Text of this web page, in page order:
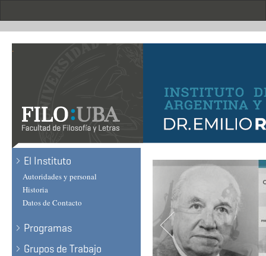
.
El Instituto
Autoridades y personal
Historia
Datos de Contacto
Programas
Grupos de Trabajo